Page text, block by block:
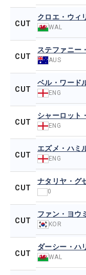
CUT
クロエ・ウィ
WAL
CUT
ステファニー
AUS
CUT
ベル・ワード
ENG
CUT
シャーロット
ENG
CUT
エズメ・ハミ
ENG
CUT
ナタリヤ・グ
0
CUT
ファン・ヨウ
KOR
CUT
ダーシー・ハ
WAL